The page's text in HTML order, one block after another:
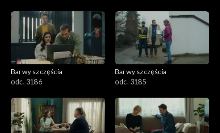
801–900
782–800
Barwy szczęścia
odc. 3186
Barwy szczęścia
odc. 3185